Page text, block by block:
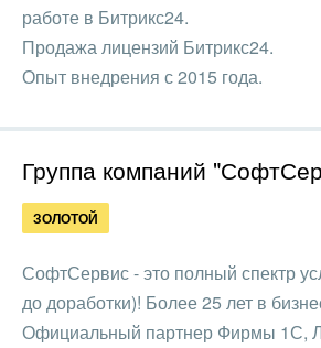
работе в Битрикс24.
Продажа лицензий Битрикс24.
Опыт внедрения с 2015 года.
Группа компаний
ЗОЛОТОЙ
СофтСервис - это полный спектр
до доработки)! Более 25 лет в
Официальный партнер Фирмы 1С,